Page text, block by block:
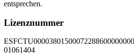
entsprechen.
Lizenznummer
01061404